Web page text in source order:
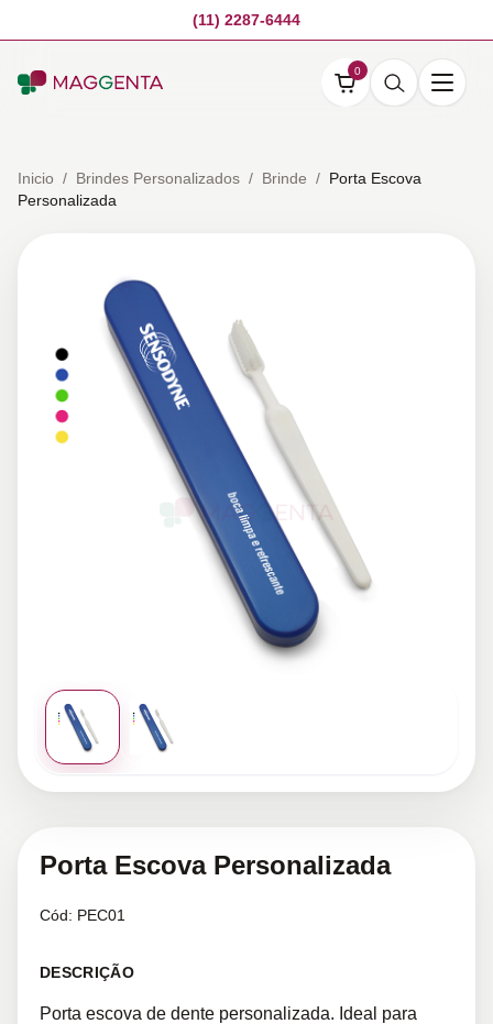
(11) 2287-6444
0
Inicio / Brindes Personalizados / Brinde / Porta Escova
Personalizada
Porta Escova Personalizada
Cód: PEC01
DESCRIÇÃO
Porta escova de dente personalizada. Ideal para